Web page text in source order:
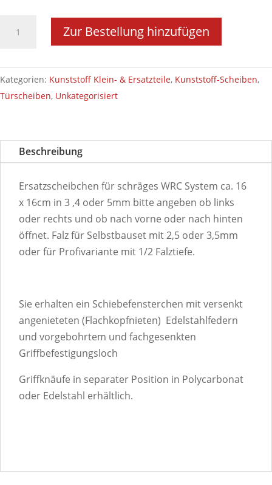
Ersatzscheibe
Typ
Knaufgriff
Menge
Zur Bestellung hinzufügen
Kategorien: Kunststoff Klein- & Ersatzteile, Kunststoff-Scheiben,
Türscheiben, Unkategorisiert
Beschreibung
Ersatzscheibchen für schräges WRC System ca. 16
x 16cm in 3 ,4 oder 5mm bitte angeben ob links
oder rechts und ob nach vorne oder nach hinten
öffnet. Falz für Selbstbauset mit 2,5 oder 3,5mm
oder für Profivariante mit 1/2 Falztiefe.
Sie erhalten ein Schiebefensterchen mit versenkt
angenieteten (Flachkopfnieten) Edelstahlfedern
und vorgebohrtem und fachgesenkten
Griffbefestigungsloch
Griffknäufe in separater Position in Polycarbonat
oder Edelstahl erhältlich.